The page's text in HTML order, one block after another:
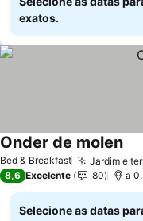
exatos.
Bed & Breakfast Jardim e
Onder de molen
8,6 Excelente 80 a
Selecione as datas